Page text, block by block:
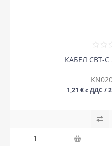
КАБЕЛ СВТ-С
1,21 € с ДДС /